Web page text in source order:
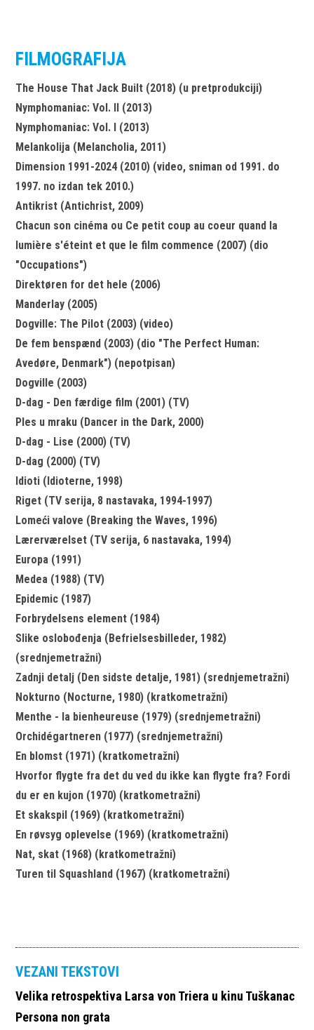
FILMOGRAFIJA
The House That Jack Built (2018) (u pretprodukciji)
Nymphomaniac: Vol. II (2013)
Nymphomaniac: Vol. I (2013)
Melankolija (Melancholia, 2011)
Dimension 1991-2024 (2010) (video, sniman od 1991. do
1997. no izdan tek 2010.)
Antikrist (Antichrist, 2009)
Chacun son cinéma ou Ce petit coup au coeur quand la
lumière s'éteint et que le film commence (2007) (dio
"Occupations")
Direktøren for det hele (2006)
Manderlay (2005)
Dogville: The Pilot (2003) (video)
De fem benspænd (2003) (dio "The Perfect Human:
Avedøre, Denmark") (nepotpisan)
Dogville (2003)
D-dag - Den færdige film (2001) (TV)
Ples u mraku (Dancer in the Dark, 2000)
D-dag - Lise (2000) (TV)
D-dag (2000) (TV)
Idioti (Idioterne, 1998)
Riget (TV serija, 8 nastavaka, 1994-1997)
Lomeći valove (Breaking the Waves, 1996)
Lærerværelset (TV serija, 6 nastavaka, 1994)
Europa (1991)
Medea (1988) (TV)
Epidemic (1987)
Forbrydelsens element (1984)
Slike oslobođenja (Befrielsesbilleder, 1982)
(srednjemetražni)
Zadnji detalj (Den sidste detalje, 1981) (srednjemetražni)
Nokturno (Nocturne, 1980) (kratkometražni)
Menthe - la bienheureuse (1979) (srednjemetražni)
Orchidégartneren (1977) (srednjemetražni)
En blomst (1971) (kratkometražni)
Hvorfor flygte fra det du ved du ikke kan flygte fra? Fordi
du er en kujon (1970) (kratkometražni)
Et skakspil (1969) (kratkometražni)
En røvsyg oplevelse (1969) (kratkometražni)
Nat, skat (1968) (kratkometražni)
Turen til Squashland (1967) (kratkometražni)
VEZANI TEKSTOVI
Velika retrospektiva Larsa von Triera u kinu Tuškanac
Persona non grata